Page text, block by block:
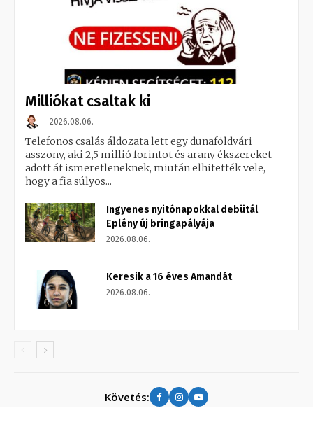
Milliókat csaltak ki
2026.08.06.
Telefonos csalás áldozata lett egy dunaföldvári
asszony, aki 2,5 millió forintot és arany ékszereket
adott át ismeretleneknek, miután elhitették vele,
hogy a fia súlyos...
Ingyenes nyitónapokkal debütál
Eplény új bringapályája
2026.08.06.
Keresik a 16 éves Amandát
2026.08.06.
Követés: